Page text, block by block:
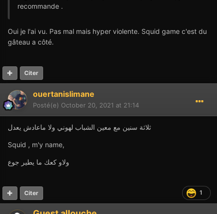
recommande .
Oui je l'ai vu. Pas mal mais hyper violente. Squid game c'est du
gâteau a côté.
Citer
ouertanislimane
Posté(e) October 20, 2021 at 21:14
Squid , m'y name,
ولاو كعك ما يطير جوع
1
Citer